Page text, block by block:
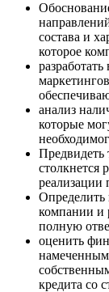
состава и
которое
анализ
которые
Предвидеть
столкнется
реализации
Определить
компании и
полную
оценить
кредита со